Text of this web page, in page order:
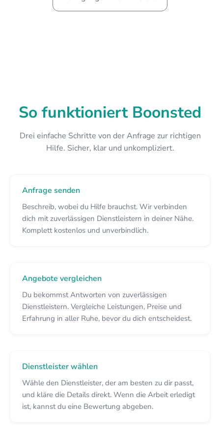
So funktioniert Boonsted
Drei einfache Schritte von der Anfrage zur richtigen
Hilfe. Sicher, klar und unkompliziert.
Anfrage senden
Beschreib, wobei du Hilfe brauchst. Wir verbinden
dich mit zuverlässigen Dienstleistern in deiner Nähe.
Komplett kostenlos und unverbindlich.
Angebote vergleichen
Du bekommst Antworten von zuverlässigen
Dienstleistern. Vergleiche Leistungen, Preise und
Erfahrung in aller Ruhe, bevor du dich entscheidest.
Dienstleister wählen
Wähle den Dienstleister, der am besten zu dir passt,
und kläre die Details direkt. Wenn die Arbeit erledigt
ist, kannst du eine Bewertung abgeben.